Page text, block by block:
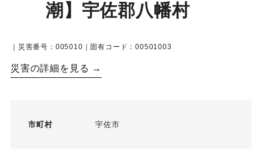
潮】宇佐郡八幡村
｜災害番号：005010｜固有コード：00501003
災害の詳細を見る →
市町村 宇佐市